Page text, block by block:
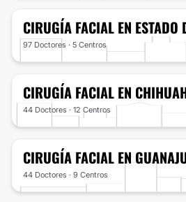
CIRUGÍA FACIAL EN ESTADO
97 Doctores · 5 Centros
CIRUGÍA FACIAL EN
44 Doctores · 12 Centros
CIRUGÍA FACIAL EN
44 Doctores · 9 Centros